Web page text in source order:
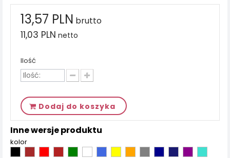
13,57 PLN brutto
11,03 PLN netto
Ilość
Dodaj do koszyka
Inne wersje produktu
kolor